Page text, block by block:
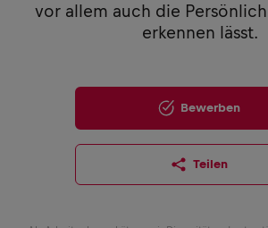
vor allem auch die
erkennen lässt.
Bewerben
Teilen